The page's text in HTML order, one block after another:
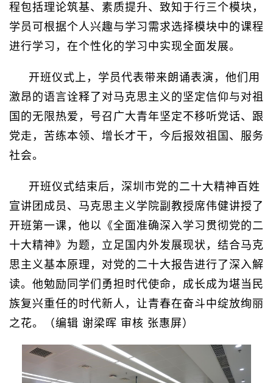
程包括理论筑基、素质提升、致知于行三个模块，
学员可根据个人兴趣与学习需求选择模块中的课程
进行学习，在个性化的学习中实现全面发展。
开班仪式上，学员代表带来朗诵表演，他们用
激昂的语言诠释了对马克思主义的坚定信仰与对祖
国的无限热爱，号召广大青年坚定不移听党话、跟
党走，苦练本领、增长才干，今后报效祖国、服务
社会。
开班仪式结束后，深圳市党的二十大精神百姓
宣讲团成员、马克思主义学院副教授席伟健讲授了
开班第一课，他以《全面准确深入学习贯彻党的二
十大精神》为题，立足国内外发展现状，结合马克
思主义基本原理，对党的二十大报告进行了深入解
读。他勉励同学们勇担时代使命，成长成为堪当民
族复兴重任的时代新人，让青春在奋斗中绽放绚丽
之花。（编辑 谢梁晖 审核 张惠屏）